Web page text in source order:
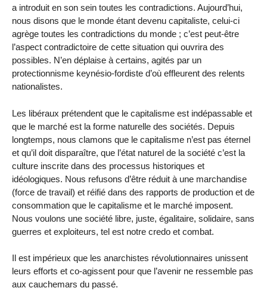
a introduit en son sein toutes les contradictions. Aujourd’hui,
nous disons que le monde étant devenu capitaliste, celui-ci
agrège toutes les contradictions du monde ; c’est peut-être
l’aspect contradictoire de cette situation qui ouvrira des
possibles. N’en déplaise à certains, agités par un
protectionnisme keynésio-fordiste d’où effleurent des relents
nationalistes.
Les libéraux prétendent que le capitalisme est indépassable et
que le marché est la forme naturelle des sociétés. Depuis
longtemps, nous clamons que le capitalisme n’est pas éternel
et qu’il doit disparaître, que l’état naturel de la société c’est la
culture inscrite dans des processus historiques et
idéologiques. Nous refusons d’être réduit à une marchandise
(force de travail) et réifié dans des rapports de production et de
consommation que le capitalisme et le marché imposent.
Nous voulons une société libre, juste, égalitaire, solidaire, sans
guerres et exploiteurs, tel est notre credo et combat.
Il est impérieux que les anarchistes révolutionnaires unissent
leurs efforts et co-agissent pour que l’avenir ne ressemble pas
aux cauchemars du passé.